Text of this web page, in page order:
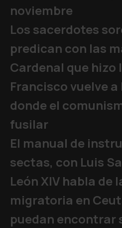
noviembre
Los sacerdotes
predican con las
Cardenal que hizo
Francisco vuelve
donde el
fusilar
El manual de
sectas, con Luis
León XIV habla de
migratoria en
puedan encontrar